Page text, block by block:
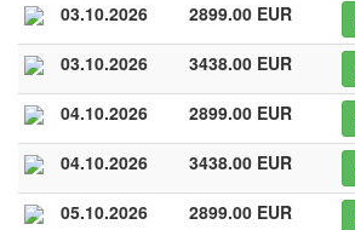
03.10.2026 2899.00 EUR
03.10.2026 3438.00 EUR
04.10.2026 2899.00 EUR
04.10.2026 3438.00 EUR
05.10.2026 2899.00 EUR